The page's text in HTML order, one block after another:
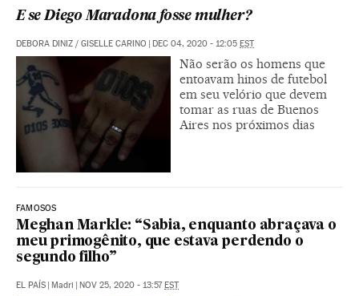
E se Diego Maradona fosse mulher?
DEBORA DINIZ / GISELLE CARINO | DEC 04, 2020 - 12:05 EST
Não serão os homens que
entoavam hinos de futebol
em seu velório que devem
tomar as ruas de Buenos
Aires nos próximos dias
FAMOSOS
Meghan Markle: “Sabia, enquanto abraçava o
meu primogênito, que estava perdendo o
segundo filho”
EL PAÍS | Madri | NOV 25, 2020 - 13:57EST